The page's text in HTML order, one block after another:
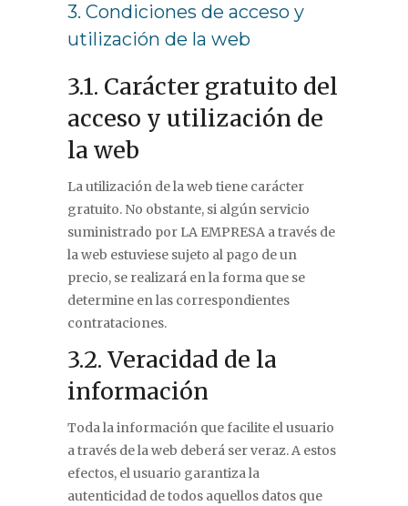
3. Condiciones de acceso y
utilización de la web
3.1. Carácter gratuito del
acceso y utilización de
la web
La utilización de la web tiene carácter
gratuito. No obstante, si algún servicio
suministrado por LA EMPRESA a través de
la web estuviese sujeto al pago de un
precio, se realizará en la forma que se
determine en las correspondientes
contrataciones.
3.2. Veracidad de la
información
Toda la información que facilite el usuario
a través de la web deberá ser veraz. A estos
efectos, el usuario garantiza la
autenticidad de todos aquellos datos que